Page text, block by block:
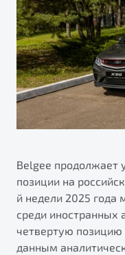
Яркий кроссовер
от 2 219 990 ₽*
В наличии
Автокредит
Трейд-ин
Страхование
Расчет КАСКО
ПОДДЕРЖКА
Гарантия Belgee
Belgee Линк
Belgee Клуб
Belgee Плюс
Клиентская поддержка
Помощь на дорогах
О дилерском центре
Правовая информация
Belgee продолжает
позиции на
й недели 2025 года
среди иностранных
четвертую позицию
данным